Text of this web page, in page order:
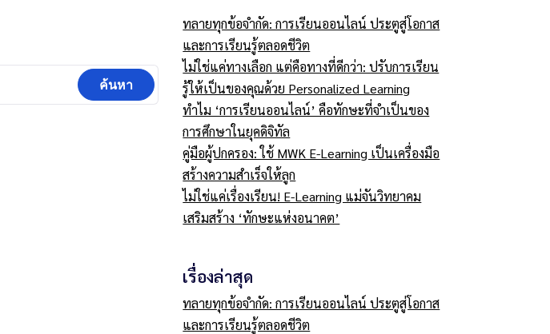
ทลายทุกข้อจำกัด: การเรียนออนไลน์ ประตูสู่โอกาส
และการเรียนรู้ตลอดชีวิต
ไม่ใช่แค่ทางเลือก แต่คือทางที่ดีกว่า: ปรับการเรียน
รู้ให้เป็นของคุณด้วย Personalized Learning
ทำไม ‘การเรียนออนไลน์’ คือทักษะที่จำเป็นของ
การศึกษาในยุคดิจิทัล
คู่มือผู้ปกครอง: ใช้ MWK E-Learning เป็นเครื่องมือ
สร้างความสำเร็จให้ลูก
ไม่ใช่แค่เรื่องเรียน! E-Learning แม่จันวิทยาคม
เสริมสร้าง ‘ทักษะแห่งอนาคต’
เรื่องล่าสุด
ทลายทุกข้อจำกัด: การเรียนออนไลน์ ประตูสู่โอกาส
และการเรียนรู้ตลอดชีวิต